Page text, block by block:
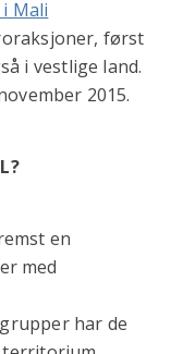
Mali
først
i vestlige land.
2015.
en
med
har de